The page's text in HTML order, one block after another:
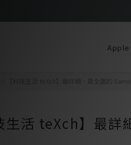
Apple
【科技生活 teXch】最詳細、最全面的
生活 teXch】最